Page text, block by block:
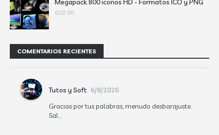
Megapack 800 iconos HD - Formatos ICO y PNG
0:02:00
COMENTARIOS RECIENTES
Tutos y Soft 6/8/2026
Gracias por tus palabras, menudo desbarajuste.
Sal...